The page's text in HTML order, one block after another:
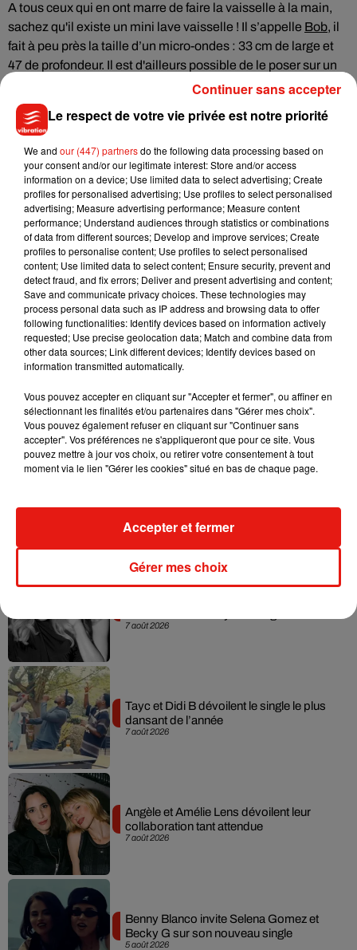
A tous ceux qui en ont marre de faire la vaisselle à la main,
sachez qu'il existe un mini lave vaisselle ! Il s’appelle Bob, il
fait à peu près la taille d’un micro-ondes : 33 cm de large et
47 de profondeur. Il est d'ailleurs possible de le poser sur un
Petit mais costaud, puisqu'il permet de laver la vaisselle de
deux personnes en seulement 20 minutes. Bonne nouvelle
supplémentaire, il est fabriqué en France depuis le mois
dernier. Et il réduira fortement votre consommation d'eau. En
revanche, c'est un investissement, puisque Bob coûte 299
euros.
�x� L'IFD a décerné le JANUS de l’Industrie 2019 à
@daan_techpour Bob, mini lave-vaisselle autonome ultra
compact et adapté pour 1 ou 2 personnes
�xܱ�x܍Pas besoin d'arrivée d'eau et le cycle dure 20 mn !
Sa démarche design aboutie est pensée pour l’usage
#madeinfrance #janus2019pic.twitter.com/XV1yy7el02
— IFD (@IFDFRANCE)8 juillet 2019
Musique
dans son nouveau clip
7 août 2026
7 août 2026
Tayc et Didi B dévoilent le single le plus
dansant de l’année
7 août 2026
Angèle et Amélie Lens dévoilent leur
collaboration tant attendue
5 août 2026
Benny Blanco invite Selena Gomez et
Becky G sur son nouveau single
Le respect de votre vie privée est notre priorité
We and our (447) partnersdo the following data processing based on
your consent and/or our legitimate interest: Store and/or access
information on a device; Use limited data to select advertising; Create
profiles for personalised advertising; Use profiles to select personalised
advertising; Measure advertising performance; Measure content
performance; Understand audiences through statistics or combinations
of data from different sources; Develop and improve services; Create
profiles to personalise content; Use profiles to select personalised
content; Use limited data to select content; Ensure security, prevent and
detect fraud, and fix errors; Deliver and present advertising and content;
Save and communicate privacy choices. These technologies may
process personal data such as IP address and browsing data to offer
following functionalities: Identify devices based on information actively
requested; Use precise geolocation data; Match and combine data from
other data sources; Link different devices; Identify devices based on
information transmitted automatically.
Vous pouvez accepter en cliquant sur "Accepter et fermer", ou affiner en
sélectionnant les finalités et/ou partenaires dans "Gérer mes choix".
Vous pouvez également refuser en cliquant sur "Continuer sans
accepter". Vos préférences ne s'appliqueront que pour ce site. Vous
pouvez mettre à jour vos choix, ou retirer votre consentement à tout
moment via le lien "Gérer les cookies" situé en bas de chaque page.
Gérer mes choix
Accepter et fermer
Continuer sans accepter